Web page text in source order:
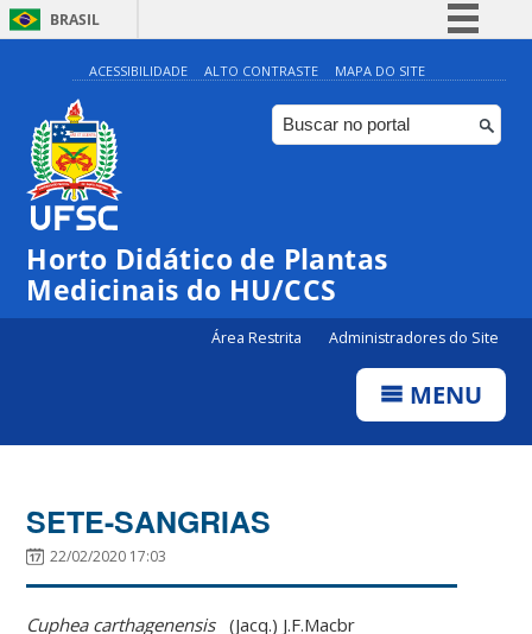
BRASIL
Simplifique!
Comunica BR
Participe
Canais
ACESSIBILIDADE ALTO CONTRASTE MAPA DO SITE
Horto Didático de Plantas
Medicinais do HU/CCS
Área Restrita Administradores do Site
MENU
SETE-SANGRIAS
22/02/2020 17:03
Cuphea carthagenensis(Jacq.) J.F.Macbr